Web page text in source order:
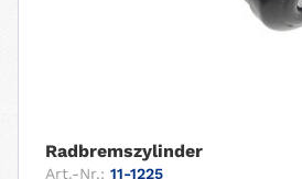
Radbremszylinder
Art.-Nr.: 11-1225